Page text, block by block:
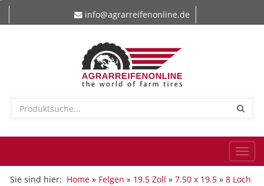
info@agrarreifenonline.de
Sie sind hier: Home » Felgen » 19.5 Zoll » 7.50 x 19.5 » 8 Loch